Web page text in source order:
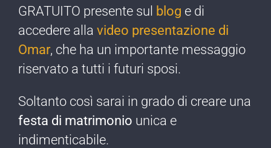
GRATUITO presente sul blog e di
accedere alla video presentazione di
Omar, che ha un importante messaggio
riservato a tutti i futuri sposi.
Soltanto così sarai in grado di creare una
festa di matrimonio unica e
indimenticabile.​